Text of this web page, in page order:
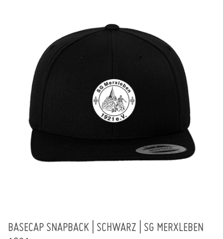
BASECAP SNAPBACK | SCHWARZ | SG MERXLEBEN